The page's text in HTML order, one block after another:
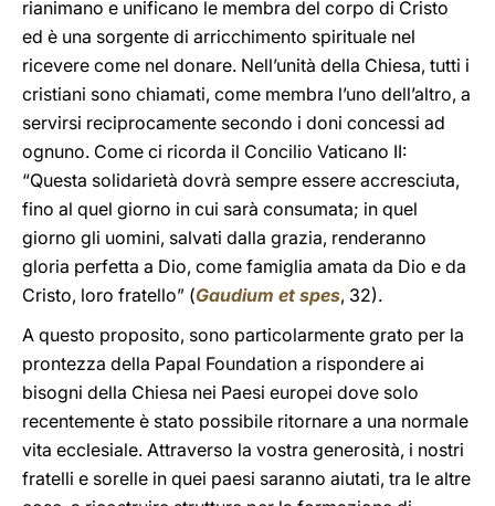
rianimano e unificano le membra del corpo di Cristo
ed è una sorgente di arricchimento spirituale nel
ricevere come nel donare. Nell’unità della Chiesa, tutti i
cristiani sono chiamati, come membra l’uno dell’altro, a
servirsi reciprocamente secondo i doni concessi ad
ognuno. Come ci ricorda il Concilio Vaticano II:
“Questa solidarietà dovrà sempre essere accresciuta,
fino al quel giorno in cui sarà consumata; in quel
giorno gli uomini, salvati dalla grazia, renderanno
gloria perfetta a Dio, come famiglia amata da Dio e da
Cristo, loro fratello” (Gaudium et spes, 32).
A questo proposito, sono particolarmente grato per la
prontezza della Papal Foundation a rispondere ai
bisogni della Chiesa nei Paesi europei dove solo
recentemente è stato possibile ritornare a una normale
vita ecclesiale. Attraverso la vostra generosità, i nostri
fratelli e sorelle in quei paesi saranno aiutati, tra le altre